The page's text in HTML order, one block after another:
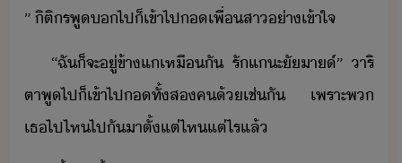
”​ ​ิติร​พู​​ไป​็​เข้าไป​​เพื่​สา​่า​เข้าใจ
“​ฉั​็​จะ​ู่​ข้า​แ​เหืั​ ​รั​แะั​า​​์​”​ ​าริ​
ตา​พู​ไป​็​เข้าไป​​ทั้ส​ค​้​เช่ั​ ​เพราะ​พ​
เธ​ไป​ไห​ไป​ั​าตั​้​แต่ไหแต่ไร​แล้